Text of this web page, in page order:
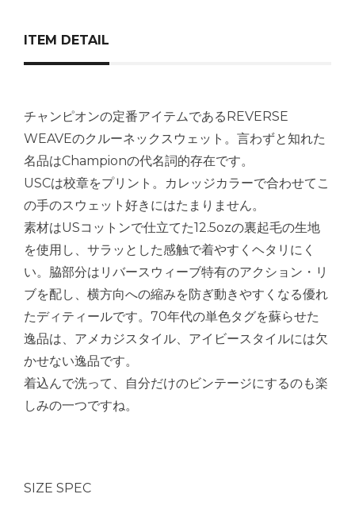
ITEM DETAIL
チャンピオンの定番アイテムであるREVERSE
WEAVEのクルーネックスウェット。言わずと知れた
名品はChampionの代名詞的存在です。
USCは校章をプリント。カレッジカラーで合わせてこ
の手のスウェット好きにはたまりません。
素材はUSコットンで仕立てた12.5ozの裏起毛の生地
を使用し、サラッとした感触で着やすくヘタリにく
い。脇部分はリバースウィーブ特有のアクション・リ
ブを配し、横方向への縮みを防ぎ動きやすくなる優れ
たディティールです。70年代の単色タグを蘇らせた
逸品は、アメカジスタイル、アイビースタイルには欠
かせない逸品です。
着込んで洗って、自分だけのビンテージにするのも楽
しみの一つですね。
SIZE SPEC